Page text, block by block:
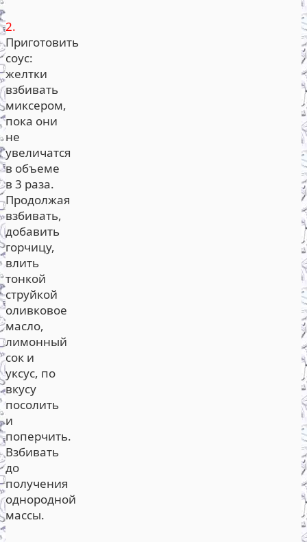
2.
Приготовить
соус:
желтки
взбивать
миксером,
пока они
не
увеличатся
в объеме
в 3 раза.
Продолжая
взбивать,
добавить
горчицу,
влить
тонкой
струйкой
оливковое
масло,
лимонный
сок и
уксус, по
вкусу
посолить
и
поперчить.
Взбивать
до
получения
однородной
массы.